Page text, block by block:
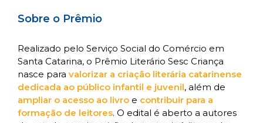
Sobre o Prêmio
Realizado pelo Serviço Social do Comércio em
Santa Catarina, o Prêmio Literário Sesc Criança
nasce para valorizar a criação literária catarinense
dedicada ao público infantil e juvenil, além de
ampliar o acesso ao livro e contribuir para a
formação de leitores. O edital é aberto a autores